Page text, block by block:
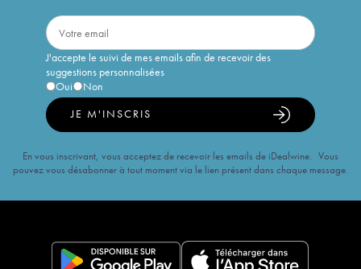
J'accepte le suivi de mes emails afin de recevoir des
suggestions personnalisées
Oui
Non
JE M'INSCRIS
En vous inscrivant, vous acceptez de recevoir les emails de iDealwine. Vous
pouvez vous désabonner à tout moment via le lien présent dans chaque message.